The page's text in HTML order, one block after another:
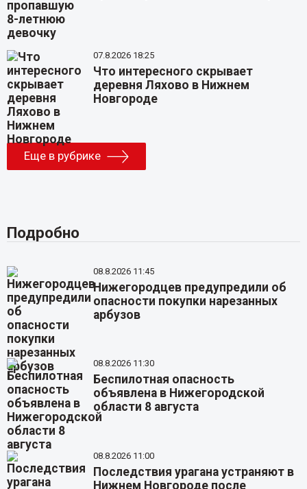
07.8.2026 18:25
Что интересного скрывает
деревня Ляхово в Нижнем
Новгороде
Еще в рубрике
Подробно
08.8.2026 11:45
Нижегородцев предупредили об
опасности покупки нарезанных
арбузов
08.8.2026 11:30
Беспилотная опасность
объявлена в Нижегородской
области 8 августа
08.8.2026 11:00
Последствия урагана устраняют в
Нижнем Новгороде после